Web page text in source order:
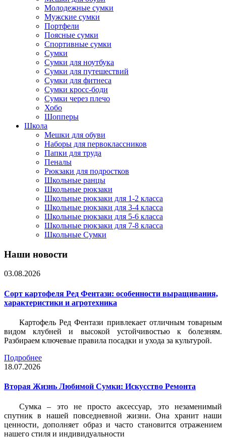
Молодежные сумки
Мужские сумки
Портфели
Поясные сумки
Спортивные сумки
Сумки
Сумки для ноутбука
Сумки для путешествий
Сумки для фитнеса
Сумки кросс-боди
Сумки через плечо
Хобо
Шопперы
Школа
Мешки для обуви
Наборы для первоклассников
Папки для труда
Пеналы
Рюкзаки для подростков
Школьные ранцы
Школьные рюкзаки
Школьные рюкзаки для 1-2 класса
Школьные рюкзаки для 3-4 класса
Школьные рюкзаки для 5-6 класса
Школьные рюкзаки для 7-8 класса
Школьные Сумки
Наши новости
03.08.2026
Сорт картофеля Ред Фентази: особенности выращивания,
характеристики и агротехника
Картофель Ред Фентази привлекает отличным товарным
видом клубней и высокой устойчивостью к болезням.
Разбираем ключевые правила посадки и ухода за культурой.
Подробнее
18.07.2026
Вторая Жизнь Любимой Сумки: Искусство Ремонта
Сумка – это не просто аксессуар, это незаменимый
спутник в нашей повседневной жизни. Она хранит наши
ценности, дополняет образ и часто становится отражением
нашего стиля и индивидуальности